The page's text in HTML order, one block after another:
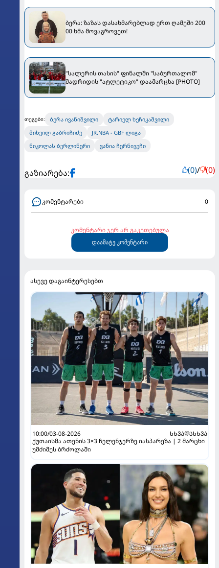
ბერა: ზაზას დასახმარებლად ერთ ღამეში 200
00 ხმა მოვაგროვეთ!
"სალერის თასის" ფინალში "საბურთალომ"
მადრიდის "ატლეტიკო" დაამარცხა [PHOTO]
თეგები: ბერა ივანიშვილი
ტარიელ ხეჩიკაშვილი
მიხეილ გაბრიჩიძე
JR.NBA - GBF ლიგა
ნიკოლას ბერლინერი
ვანია ჩერნივეჩი
გაზიარება: (0)/ (0)
კომენტარები 0
კომენტარი ჯერ არ გაკეთებულა
დაამატე კომენტარი
ასევე დაგაინტერესებთ
10:00/03-08-2026
ᲡᲮᲕᲐᲓᲐᲡᲮᲕᲐ
ქუთაისმა ათენის 3×3 ჩელენჯერზე იასპარეზა | 2 მარცხი
უმძიმეს ბრძოლაში